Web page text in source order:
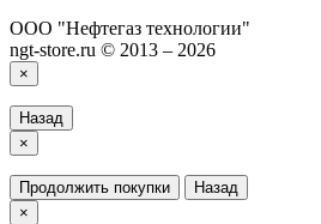
ООО "Нефтегаз технологии"
ngt-store.ru © 2013 – 2026
×
Назад
×
Продолжить покупки
Назад
×